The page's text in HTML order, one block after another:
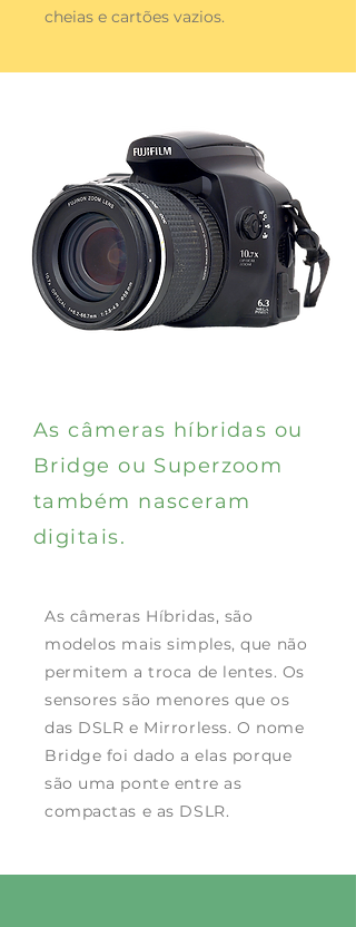
cheias e cartões vazios.
As câmeras híbridas ou
Bridge ou Superzoom
também nasceram
digitais.
As câmeras Híbridas, são
modelos mais simples, que não
permitem a troca de lentes. Os
sensores são menores que os
das DSLR e Mirrorless. O nome
Bridge foi dado a elas porque
são uma ponte entre as
compactas e as DSLR.